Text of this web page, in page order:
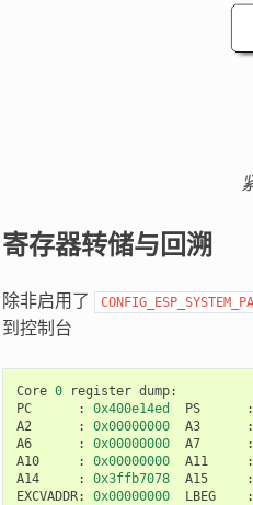
寄存器转储与回溯
除非启用了
到控制台
Core 0 register dump:
PC
: 0x400e14ed PS :
A2
: 0x00000000 A3 :
A6
: 0x00000000 A7 :
A10
: 0x00000000 A11 :
A14
: 0x3ffb7078 A15 :
EXCVADDR: 0x00000000 LBEG :